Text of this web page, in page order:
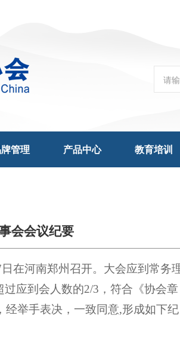
管理 产品中心 教育培训
会会议纪要
日在河南郑州召开。大会应到常务
过应到会人数的2/3，符合《协会章
举手表决，一致同意,形成如下纪